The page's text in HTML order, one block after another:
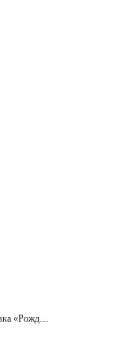
В Торгово-промышленной палате открывается выставка «Рождественские подарки»